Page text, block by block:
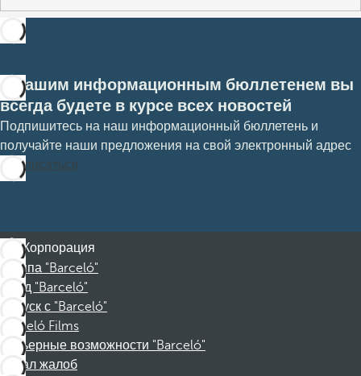
С нашим информационным бюллетенем вы
всегда будете в курсе всех новостей
Подпишитесь на наш информационный бюллетень и
получайте наши предложения на свой электронный адрес
Подписаться
Корпорация
Группа "Barceló"
Фонд "Barceló"
Отпуск с "Barceló"
Barceló Films
Карьерные возможности "Barceló"
Канал жалоб